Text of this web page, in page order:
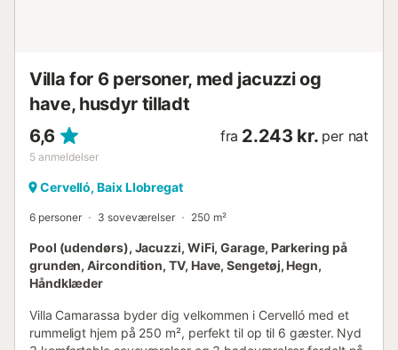
Villa for 6 personer, med jacuzzi og
have, husdyr tilladt
6,6
5 anmeldelser
fra 2.243 kr. per nat
Cervelló, Baix Llobregat
6 personer 3 soveværelser 250 m²
Pool (udendørs), Jacuzzi, WiFi, Garage, Parkering på
grunden, Aircondition, TV, Have, Sengetøj, Hegn,
Håndklæder
Villa Camarassa byder dig velkommen i Cervelló med et
rummeligt hjem på 250 m², perfekt til op til 6 gæster. Nyd